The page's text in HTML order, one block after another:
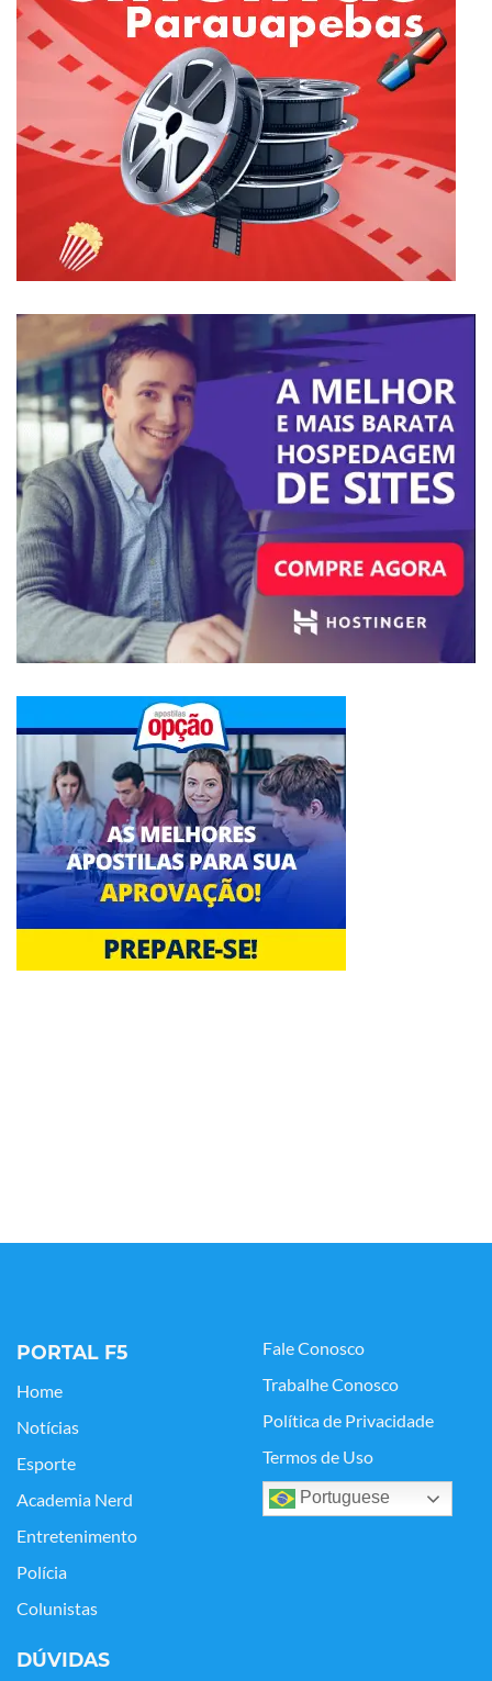
PORTAL F5
Home
Notícias
Esporte
Academia Nerd
Entretenimento
Polícia
Colunistas
Fale Conosco
Trabalhe Conosco
Política de Privacidade
Termos de Uso
Portuguese
DÚVIDAS